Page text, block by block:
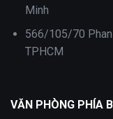
Minh
566/105/70 Phan
TPHCM
VĂN PHÒNG PHÍA